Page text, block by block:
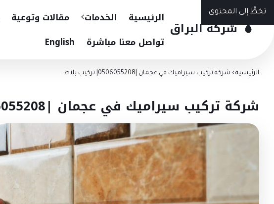
تخطَّ إلى المحتوى
شركة البراق
الرئيسية الخدمات مقالات وتوعية
تواصل معنا مباشرة
English
الرئيسية › شركة تركيب سيراميك في عجمان |0506055208| تركيب بلاط
شركة تركيب سيراميك في عجمان |0506055208| تركيب بلاط